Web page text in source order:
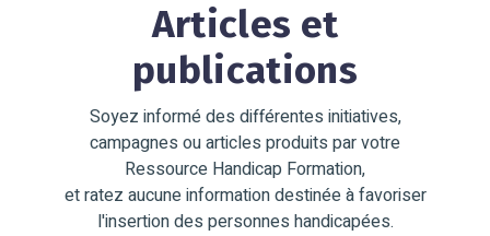
Articles et
publications
Soyez informé des différentes initiatives,
campagnes ou articles produits par votre
Ressource Handicap Formation,
et ratez aucune information destinée à favoriser
l'insertion des personnes handicapées.